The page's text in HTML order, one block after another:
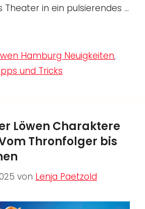
Theater in ein pulsierendes …
Hamburg Neuigkeiten,
und Tricks
Löwen Charaktere
Thronfolger bis
von Lenja Paetzold